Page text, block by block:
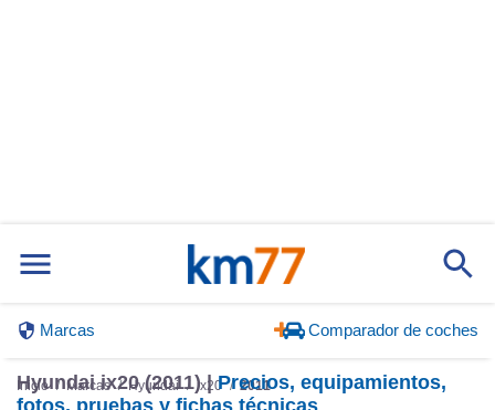
Marcas Comparador de coches
Inicio Marcas Hyundai ix20 2011
Hyundai ix20 (2011) |Precios, equipamientos,